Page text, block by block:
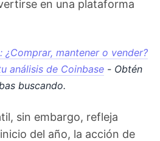
en una plataforma
¿Comprar, mantener o vender?
análisis de Coinbase - Obtén
buscando.
sin embargo, refleja
del año, la acción de